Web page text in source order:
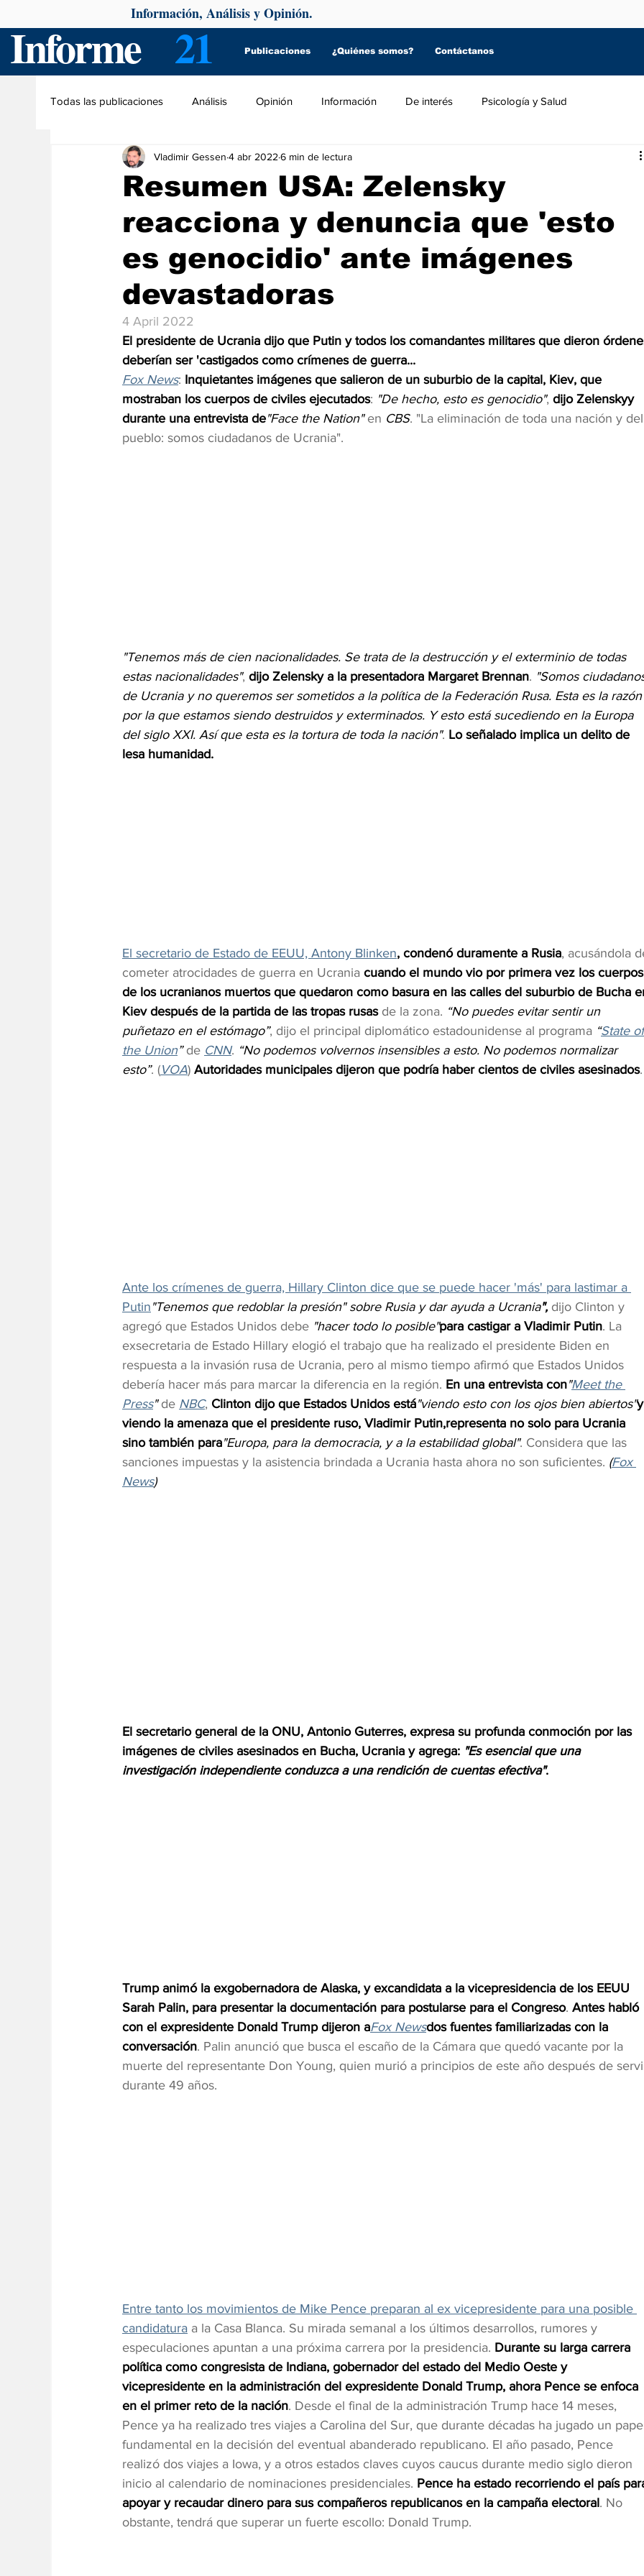
Informe 21 Publicaciones ¿Quiénes somos? Contáctanos
Información, Análisis y Opinión.
Todas las publicaciones Análisis Opinión Información De interés Psicología y Salud
Resumen USA: Zelensky
reacciona y denuncia que 'esto
es genocidio' ante imágenes
devastadoras
Vladimir Gessen 4 abr 2022 6 min de lectura
4 April 2022
El presidente de Ucrania dijo que Putin y todos los comandantes militares que dieron
deberían ser 'castigados como crímenes de guerra...
Fox News: Inquietantes imágenes que salieron de un suburbio de la capital, Kiev, que
mostraban los cuerpos de civiles ejecutados: "De hecho, esto es genocidio", dijo Zelenskyy
durante una entrevista de"Face the Nation" en CBS. "La eliminación de toda una nación y
pueblo: somos ciudadanos de Ucrania".
"Tenemos más de cien nacionalidades. Se trata de la destrucción y el exterminio de todas
estas nacionalidades", dijo Zelensky a la presentadora Margaret Brennan. "Somos
de Ucrania y no queremos ser sometidos a la política de la Federación Rusa. Esta es la
por la que estamos siendo destruidos y exterminados. Y esto está sucediendo en la Europa
del siglo XXI. Así que esta es la tortura de toda la nación". Lo señalado implica un delito de
lesa humanidad.
El secretario de Estado de EEUU, Antony Blinken, condenó duramente a Rusia, acusándola
cometer atrocidades de guerra en Ucrania cuando el mundo vio por primera vez los
de los ucranianos muertos que quedaron como basura en las calles del suburbio de Bucha
Kiev después de la partida de las tropas rusas de la zona. “No puedes evitar sentir un
puñetazo en el estómago”, dijo el principal diplomático estadounidense al programa “State
the Union” de CNN. “No podemos volvernos insensibles a esto. No podemos normalizar
esto”. (VOA) Autoridades municipales dijeron que podría haber cientos de civiles asesinados.
Ante los crímenes de guerra, Hillary Clinton dice que se puede hacer 'más' para lastimar a
Putin "Tenemos que redoblar la presión" sobre Rusia y dar ayuda a Ucrania", dijo Clinton y
agregó que Estados Unidos debe "hacer todo lo posible"para castigar a Vladimir Putin. La
exsecretaria de Estado Hillary elogió el trabajo que ha realizado el presidente Biden en
respuesta a la invasión rusa de Ucrania, pero al mismo tiempo afirmó que Estados Unidos
debería hacer más para marcar la diferencia en la región. En una entrevista con"Meet the
Press" de NBC, Clinton dijo que Estados Unidos está"viendo esto con los ojos bien abiertos"
viendo la amenaza que el presidente ruso, Vladimir Putin,representa no solo para Ucrania
sino también para"Europa, para la democracia, y a la estabilidad global". Considera que las
sanciones impuestas y la asistencia brindada a Ucrania hasta ahora no son suficientes. (Fox
News)
El secretario general de la ONU, Antonio Guterres, expresa su profunda conmoción por las
imágenes de civiles asesinados en Bucha, Ucrania y agrega: "Es esencial que una
investigación independiente conduzca a una rendición de cuentas efectiva".
Trump animó la exgobernadora de Alaska, y excandidata a la vicepresidencia de los EEUU
Sarah Palin, para presentar la documentación para postularse para el Congreso. Antes habló
con el expresidente Donald Trump dijeron aFox Newsdos fuentes familiarizadas con la
conversación. Palin anunció que busca el escaño de la Cámara que quedó vacante por la
muerte del representante Don Young, quien murió a principios de este año después de
durante 49 años.
Entre tanto los movimientos de Mike Pence preparan al ex vicepresidente para una posible
candidatura a la Casa Blanca. Su mirada semanal a los últimos desarrollos, rumores y
especulaciones apuntan a una próxima carrera por la presidencia. Durante su larga carrera
política como congresista de Indiana, gobernador del estado del Medio Oeste y
vicepresidente en la administración del expresidente Donald Trump, ahora Pence se enfoca
en el primer reto de la nación. Desde el final de la administración Trump hace 14 meses,
Pence ya ha realizado tres viajes a Carolina del Sur, que durante décadas ha jugado un
fundamental en la decisión del eventual abanderado republicano. El año pasado, Pence
realizó dos viajes a Iowa, y a otros estados claves cuyos caucus durante medio siglo dieron
inicio al calendario de nominaciones presidenciales. Pence ha estado recorriendo el país
apoyar y recaudar dinero para sus compañeros republicanos en la campaña electoral. No
obstante, tendrá que superar un fuerte escollo: Donald Trump.